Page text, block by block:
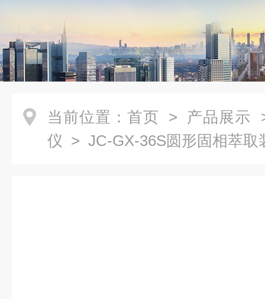
当前位置： 首页 > 产品展示
仪 > JC-GX-36S圆形固相萃取